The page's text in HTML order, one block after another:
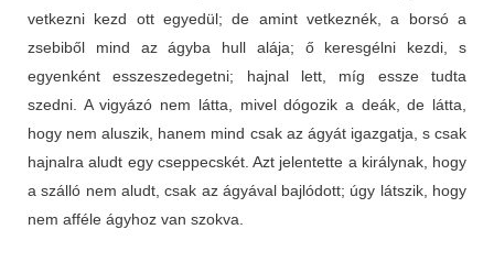
vetkezni kezd ott egyedül; de amint vetkeznék, a borsó a
zsebiből mind az ágyba hull alája; ő keresgélni kezdi, s
egyenként esszeszedegetni; hajnal lett, míg essze tudta
szedni. A vigyázó nem látta, mivel dógozik a deák, de látta,
hogy nem aluszik, hanem mind csak az ágyát igazgatja, s csak
hajnalra aludt egy cseppecskét. Azt jelentette a királynak, hogy
a szálló nem aludt, csak az ágyával bajlódott; úgy látszik, hogy
nem afféle ágyhoz van szokva.